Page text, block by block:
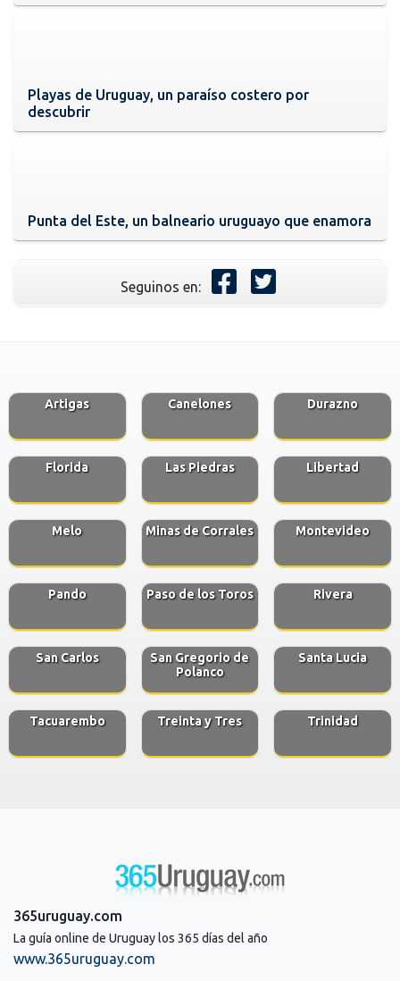
Playas de Uruguay, un paraíso costero por
descubrir
Punta del Este, un balneario uruguayo que enamora
Seguinos en:
Artigas Canelones Durazno
Florida Las Piedras Libertad
Melo Minas de Corrales Montevideo
Pando Paso de los Toros Rivera
San Carlos
San Gregorio de
Polanco
Santa Lucia
Tacuarembo Treinta y Tres Trinidad
365uruguay.com
La guía online de Uruguay los 365 días del año
www.365uruguay.com